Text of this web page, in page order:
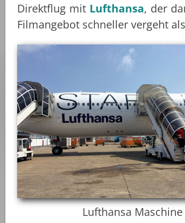
Direktflug mit Lufthansa, der
Filmangebot schneller vergeht
Lufthansa Maschine